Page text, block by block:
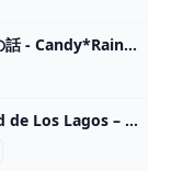
白龍に生涯を捧げたある男の話 - Candy*Rainy - BOOTH
Municipalidad de Los Lagos – Sitio oficial de la Municipalidad de Los Lagos